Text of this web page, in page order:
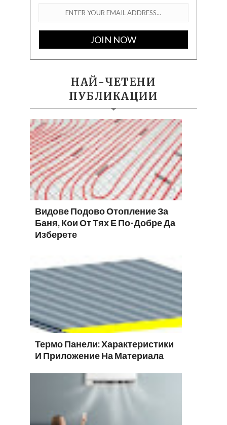
НАЙ-ЧЕТЕНИ
ПУБЛИКАЦИИ
Видове Подово Отопление За
Баня, Кои От Тях Е По-Добре Да
Изберете
Термо Панели: Характеристики
И Приложение На Материала